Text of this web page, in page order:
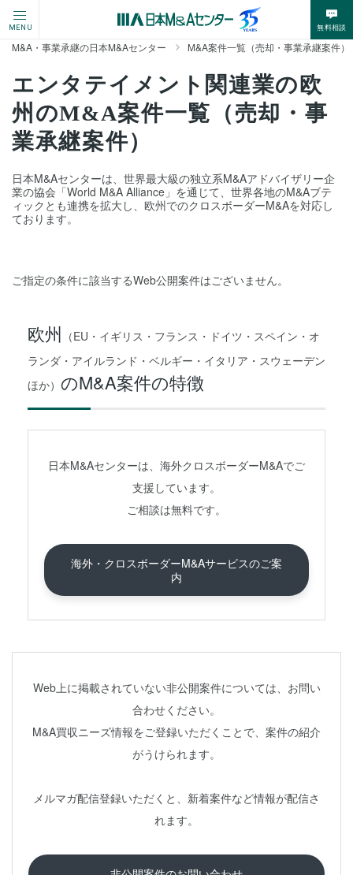
MENU 無料相談
M&A・事業承継の日本M&Aセンター M&A案件一覧（売却・事業承継案件）
エンタテイメント関連業の欧
州のM&A案件一覧（売却・事
業承継案件）
日本M&Aセンターは、世界最大級の独立系M&Aアドバイザリー企
業の協会「World M&A Alliance」を通じて、世界各地のM&Aブテ
ィックとも連携を拡大し、欧州でのクロスボーダーM&Aを対応し
ております。
ご指定の条件に該当するWeb公開案件はございません。
欧州 （EU・イギリス・フランス・ドイツ・スペイン・オ
ランダ・アイルランド・ベルギー・イタリア・スウェーデン
ほか） のM&A案件の特徴
日本M&Aセンターは、海外クロスボーダーM&Aでご
支援しています。
ご相談は無料です。
海外・クロスボーダーM&Aサービスのご案
内
Web上に掲載されていない非公開案件については、お問い
合わせください。
M&A買収ニーズ情報をご登録いただくことで、案件の紹介
がうけられます。
メルマガ配信登録いただくと、新着案件など情報が配信さ
れます。